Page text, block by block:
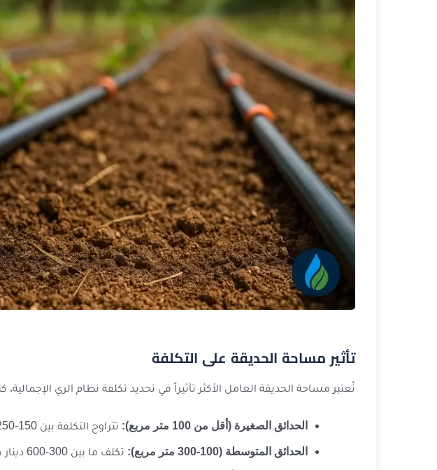
تأثير مساحة الحديقة على التكلفة
تُعتبر مساحة الحديقة العامل الأكثر تأثيراً في تحديد تكلفة نظام الري
الحدائق الصغيرة (أقل من 100 متر مربع): تتراوح التكلفة بين 150-250 دينار كويتي
الحدائق المتوسطة (100-300 متر مربع): تكلف ما بين 300-600 دينار كويتي